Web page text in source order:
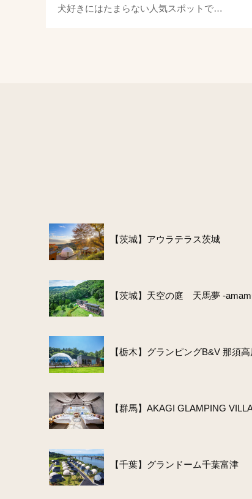
犬好きにはたまらない人気スポットで…
【茨城】アウラテラス茨城
【茨城】天空の庭 天馬夢 -
【栃木】グランピングB&V 那須
【群馬】AKAGI GLAMPING
【千葉】グランドーム千葉富津